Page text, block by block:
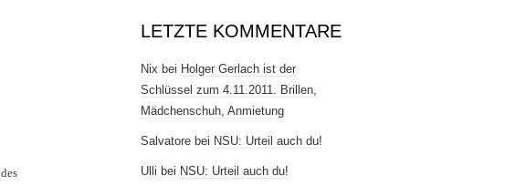
LETZTE KOMMENTARE
Nix bei Holger Gerlach ist der
Schlüssel zum 4.11.2011. Brillen,
Mädchenschuh, Anmietung
Salvatore bei NSU: Urteil auch du!
Ulli bei NSU: Urteil auch du!